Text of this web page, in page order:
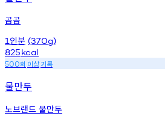
곰곰
1 인분 (370g)
825kcal
500회 이상기록
물만두
노브랜드 물만두